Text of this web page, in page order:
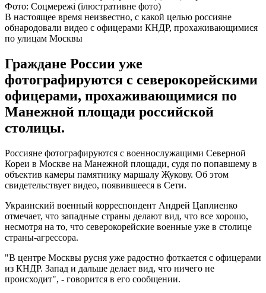
Фото: Соцмережі (ілюстративне фото)
В настоящее время неизвестно, с какой целью россияне
обнародовали видео с офицерами КНДР, прохаживающимися
по улицам Москвы
Граждане России уже
фотографируются с северокорейскими
офицерами, прохаживающимися по
Манежной площади российской
столицы.
Россияне фотографируются с военнослужащими Северной
Кореи в Москве на Манежной площади, судя по попавшему в
объектив камеры памятнику маршалу Жукову. Об этом
свидетельствует видео, появившееся в Сети.
Украинский военный корреспондент Андрей Цаплиенко
отмечает, что западные страны делают вид, что все хорошо,
несмотря на то, что северокорейские военные уже в столице
страны-агрессора.
"В центре Москвы русня уже радостно фоткается с офицерами
из КНДР. Запад и дальше делает вид, что ничего не
происходит", - говорится в его сообщении.